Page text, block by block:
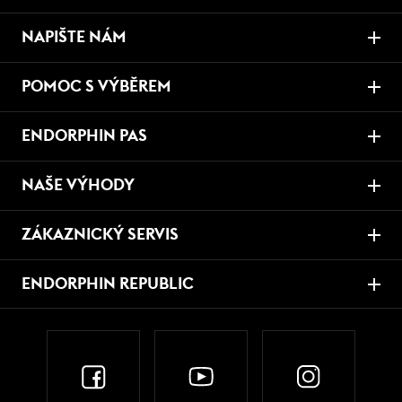
NAPIŠTE NÁM
POMOC S VÝBĚREM
ENDORPHIN PAS
NAŠE VÝHODY
ZÁKAZNICKÝ SERVIS
ENDORPHIN REPUBLIC